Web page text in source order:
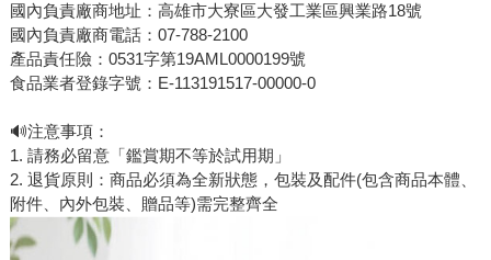
國內負責廠商地址：高雄市大寮區大發工業區興業路18號
國內負責廠商電話：07-788-2100
產品責任險：0531字第19AML0000199號
食品業者登錄字號：E-113191517-00000-0
🔊注意事項：
1. 請務必留意「鑑賞期不等於試用期」
2. 退貨原則：商品必須為全新狀態，包裝及配件(包含商品本體、
附件、內外包裝、贈品等)需完整齊全